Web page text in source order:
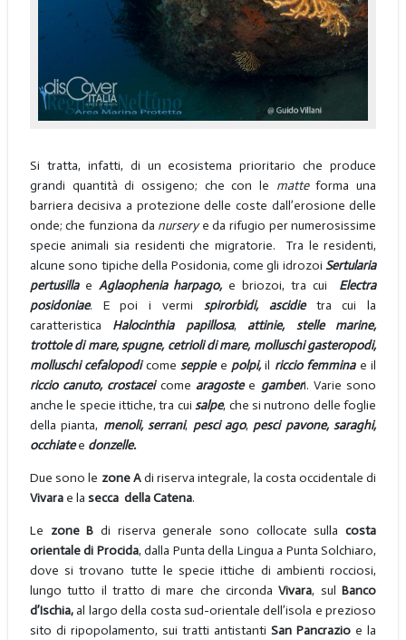
Si tratta, infatti, di un ecosistema prioritario che produce
grandi quantità di ossigeno; che con le matteforma una
barriera decisiva a protezione delle coste dall’erosione delle
onde; che funziona da nurserye da rifugio per numerosissime
specie animali sia residenti che migratorie. Tra le residenti,
alcune sono tipiche della Posidonia, come gli idrozoiSertularia
pertusilla e Aglaophenia harpago, e briozoi, tra cui Electra
posidoniae. E poi i vermi spirorbidi, ascidie tra cui la
caratteristica Halocinthia papillosa,attinie, stelle marine,
trottole di mare, spugne, cetrioli di mare, molluschi gasteropodi,
molluschi cefalopodicomeseppiee polpi,il riccio femminae il
riccio canuto, crostaceicome aragostee gamberi. Varie sono
anche le specie ittiche, tra cuisalpe, che si nutrono delle foglie
della pianta, menoli, serrani, pesci ago, pesci pavone, saraghi,
occhiatee donzelle.
Due sono le zone Adi riserva integrale, la costa occidentale di
Vivara e la secca della Catena.
Le zone B di riserva generale sono collocate sullacosta
orientale di Procida, dalla Punta della Lingua a Punta Solchiaro,
dove si trovano tutte le specie ittiche di ambienti rocciosi,
lungo tutto il tratto di mare che circondaVivara, sulBanco
d’Ischia,al largo della costa sud-orientale dell’isola e prezioso
sito di ripopolamento, sui tratti antistantiSan Pancrazio e la